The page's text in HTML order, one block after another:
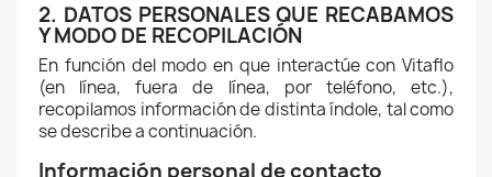
2. DATOS PERSONALES QUE RECABAMOS
Y MODO DE RECOPILACIÓN
En función del modo en que interactúe con Vitaflo
(en línea, fuera de línea, por teléfono, etc.),
recopilamos información de distinta índole, tal como
se describe a continuación.
Información personal de contacto